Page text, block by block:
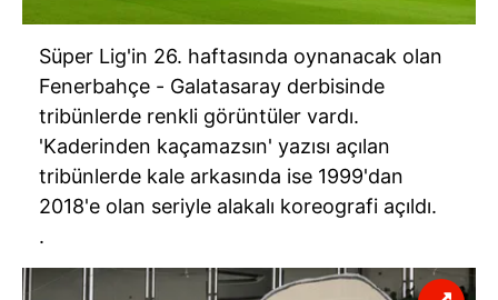
Süper Lig'in 26. haftasında oynanacak olan
Fenerbahçe - Galatasaray derbisinde
tribünlerde renkli görüntüler vardı.
'Kaderinden kaçamazsın' yazısı açılan
tribünlerde kale arkasında ise 1999'dan
2018'e olan seriyle alakalı koreografi açıldı.
.